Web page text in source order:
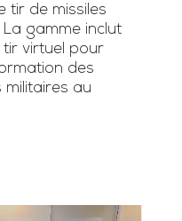
tir de missiles
gamme inclut
virtuel pour
des
militaires au